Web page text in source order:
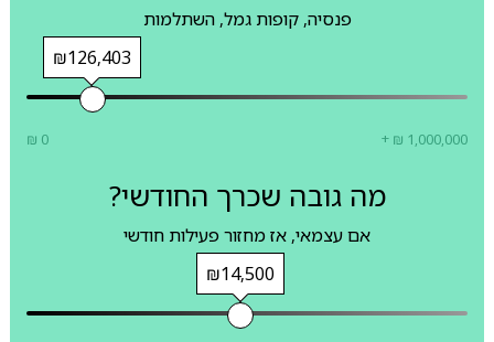
פנסיה, קופות גמל, השתלמות
₪126,403
₪ 0 + ₪ 1,000,000
מה גובה שכרך החודשי?
אם עצמאי, אז מחזור פעילות חודשי
₪14,500